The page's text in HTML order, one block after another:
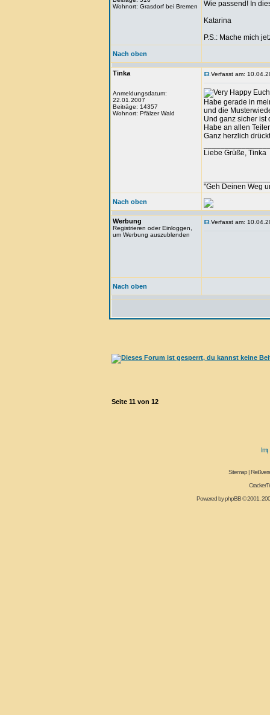
Wohnort: Grasdorf bei Bremen
Wie passend! In
Katarina
P.S.: Mache mich
Nach oben
Tinka
Anmeldungsdatum:
22.01.2007
Beiträge: 14357
Wohnort: Pfälzer Wald
Verfasst am:
Habe gerade in
und die
Und ganz sicher ist
Habe an allen
Ganz herzlich
Liebe Grüße, Tinka
"Geh Deinen Weg
Nach oben
Werbung
Registrieren oder Einloggen,
um Werbung auszublenden
Verfasst am:
Nach oben
Seite 11 von 12
Sitemap|
Powered byphpBB© 2001,